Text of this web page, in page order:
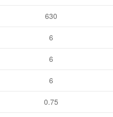
630
6
6
6
0.75